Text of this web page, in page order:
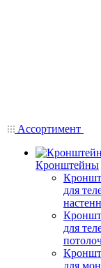
Ассортимент
Кронштейны
для
для
для